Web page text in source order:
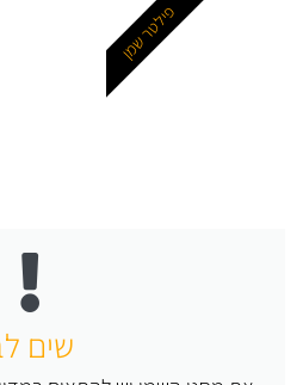
שים
פילטר שמן